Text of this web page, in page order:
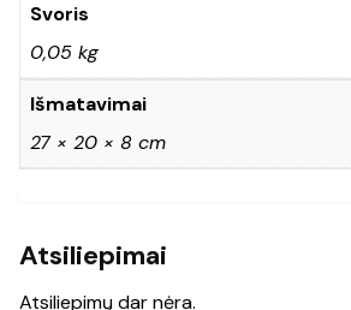
Svoris
0,05 kg
Išmatavimai
27 × 20 × 8 cm
Atsiliepimai
Atsiliepimų dar nėra.